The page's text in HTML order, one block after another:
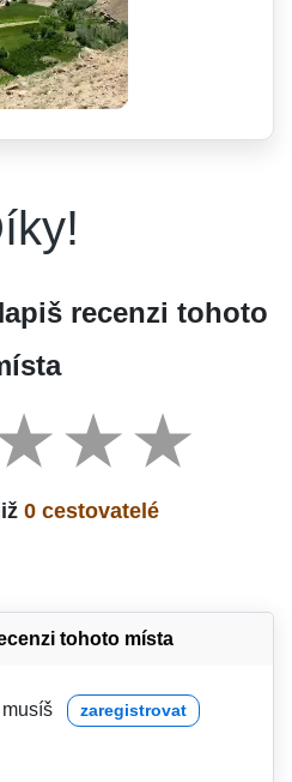
recenzi tohoto
0 cestovatelé
tohoto místa
zaregistrovat